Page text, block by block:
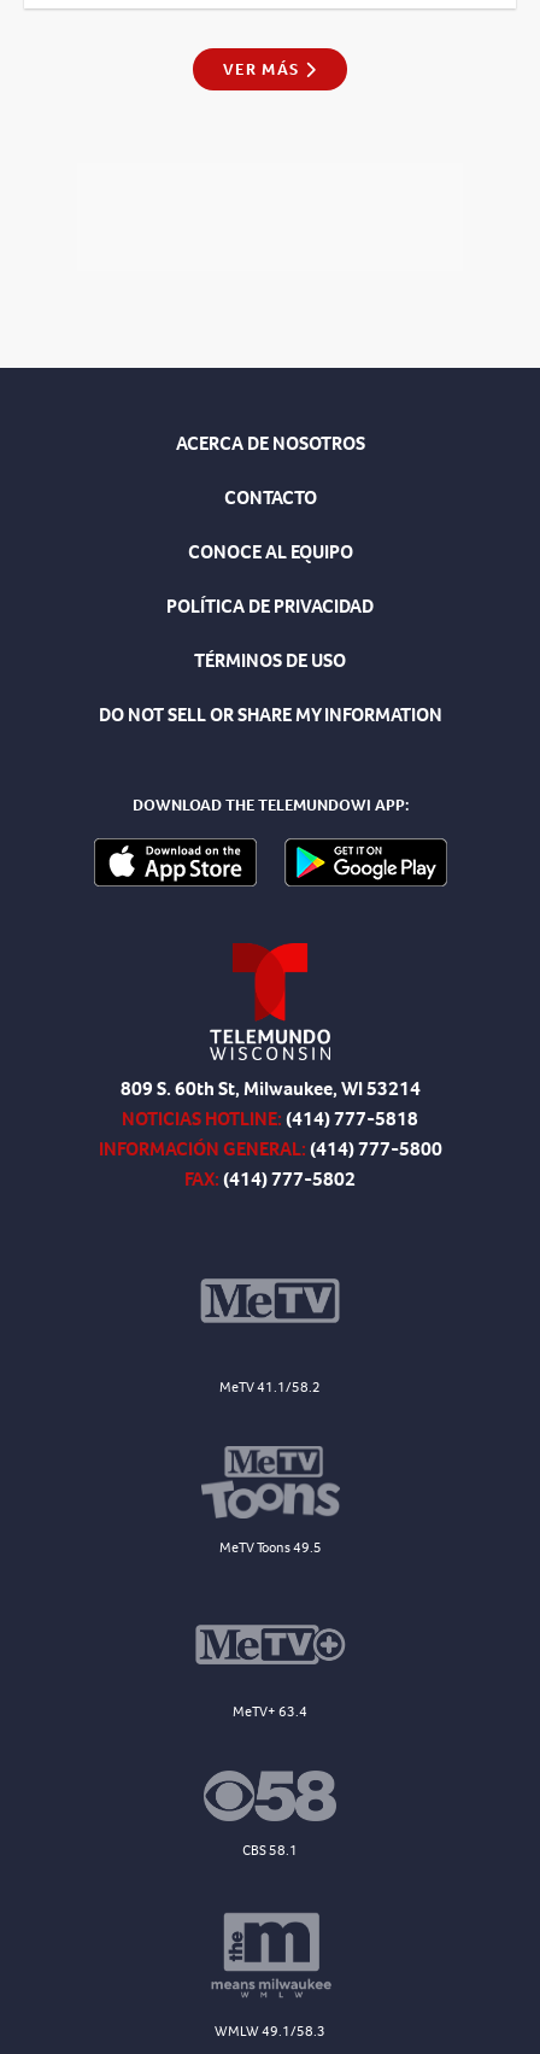
VER MÁS
ACERCA DE NOSOTROS
CONTACTO
CONOCE AL EQUIPO
POLÍTICA DE PRIVACIDAD
TÉRMINOS DE USO
DO NOT SELL OR SHARE MY INFORMATION
DOWNLOAD THE TELEMUNDOWI APP:
809 S. 60th St, Milwaukee, WI 53214
NOTICIAS HOTLINE:(414) 777-5818
INFORMACIÓN GENERAL:(414) 777-5800
FAX:(414) 777-5802
MeTV 41.1/58.2
MeTV Toons 49.5
MeTV+ 63.4
CBS 58.1
WMLW 49.1/58.3